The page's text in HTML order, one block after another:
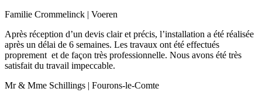
Familie Crommelinck | Voeren
Après réception d’un devis clair et précis, l’installation a été réalisée
après un délai de 6 semaines. Les travaux ont été effectués
proprement et de façon très professionnelle. Nous avons été très
satisfait du travail impeccable.
Mr & Mme Schillings | Fourons-le-Comte